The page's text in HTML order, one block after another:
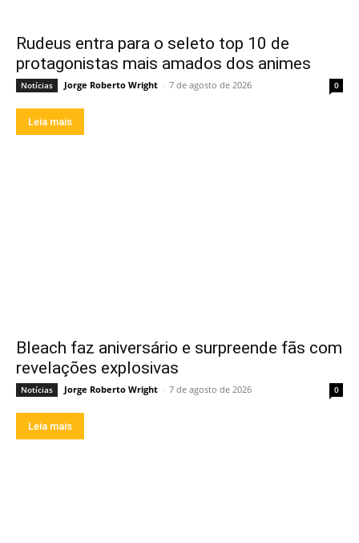
Rudeus entra para o seleto top 10 de
protagonistas mais amados dos animes
Notícias Jorge Roberto Wright - 7 de agosto de 2026 0
Leia mais
Bleach faz aniversário e surpreende fãs com
revelações explosivas
Notícias Jorge Roberto Wright - 7 de agosto de 2026 0
Leia mais